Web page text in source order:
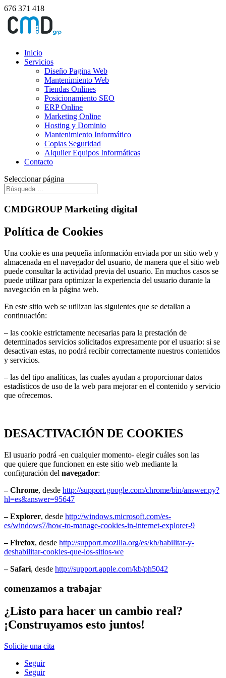
676 371 418
Inicio
Servicios
Diseño Pagina Web
Mantenimiento Web
Tiendas Onlines
Posicionamiento SEO
ERP Online
Marketing Online
Hosting y Dominio
Mantenimiento Informático
Copias Seguridad
Alquiler Equipos Informáticas
Contacto
Seleccionar página
CMDGROUP Marketing digital
Política de Cookies
Una cookie es una pequeña información enviada por un sitio web y
almacenada en el navegador del usuario, de manera que el sitio web
puede consultar la actividad previa del usuario. En muchos casos se
puede utilizar para optimizar la experiencia del usuario durante la
navegación en la página web.
En este sitio web se utilizan las siguientes que se detallan a
continuación:
– las cookie estrictamente necesarias para la prestación de
determinados servicios solicitados expresamente por el usuario: si se
desactivan estas, no podrá recibir correctamente nuestros contenidos
y servicios.
– las del tipo analíticas, las cuales ayudan a proporcionar datos
estadísticos de uso de la web para mejorar en el contenido y servicio
que ofrecemos.
DESACTIVACIÓN DE COOKIES
El usuario podrá -en cualquier momento- elegir cuáles son las
que quiere que funcionen en este sitio web mediante la
configuración del navegador:
– Chrome, desde http://support.google.com/chrome/bin/answer.py?
hl=es&answer=95647
– Explorer, desde http://windows.microsoft.com/es-
es/windows7/how-to-manage-cookies-in-internet-explorer-9
– Firefox, desde http://support.mozilla.org/es/kb/habilitar-y-
deshabilitar-cookies-que-los-sitios-we
– Safari, desde http://support.apple.com/kb/ph5042
comenzamos a trabajar
¿Listo para hacer un cambio real?
¡Construyamos esto juntos!
Solicite una cita
Seguir
Seguir